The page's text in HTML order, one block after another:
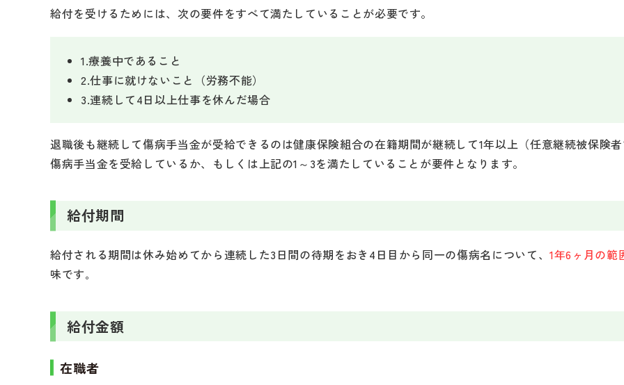
給付を受けるためには、次の要件をすべて満たしていることが必要です。
1.療養中であること
2.仕事に就けないこと（労務不能）
3.連続して4日以上仕事を休んだ場合
退職後も継続して傷病手当金が受給できるのは健康保険組合の在籍期間が継続して1年以上（任意継続被保険
傷病手当金を受給しているか、もしくは上記の1～3を満たしていることが要件となります。
給付期間
給付される期間は休み始めてから連続した3日間の待期をおき4日目から同一の傷病名について、1年6ヶ月の範
味です｡
給付金額
在職者